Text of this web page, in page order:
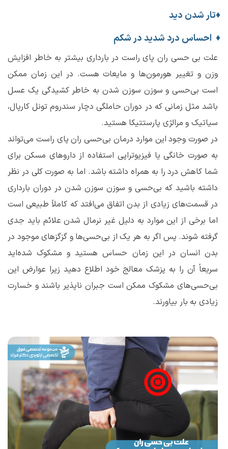
♦تار شدن دید
♦ احساس درد شدید در شکم
علت بی ‌حسی ران پای راست در بارداری بیشتر به خاطر افزایش
وزن و تغییر هورمون‌ها و مایعات هست. در این زمان ممکن
است بی‌حسی و سوزن سوزن شدن به خاطر کشیدگی یک عسل
باشد مثل زمانی که در دوران حاملگی دچار سندروم تونل کارپال،
سیاتیک و مرالژی پارستتیکا هستید.
در صورت وجود این موارد درمان بی‌حسی ران پای راست می‌تواند
به صورت خانگی یا فیزیوتراپی استفاده از دارو‌های مسکن برای
شما کاهش درد را به همراه داشته باشد. اما به صورت کلی در نظر
داشته باشید که بی‌حسی و سوزن سوزن شدن در دوران بارداری
در قسمت‌های زیادی از بدن اتفاق می‌افتد که کاملاً طبیعی است
اما برخی از این موارد به دلیل غیر نرمال شدن علائم باید جدی
گرفته شوند. پس اگر به هر یک از بی‌حسی‌ها و گزگز‌های موجود در
بدن انسان در این زمان حساس هستید و مشکوک شده‌اید
سریعاً آن را به پزشک معالج خود اطلاع دهید زیرا عوارض این
بی‌حسی‌های مشکوک ممکن است جبران ناپذیر باشند و خسارت
زیادی به بار بیاورند.